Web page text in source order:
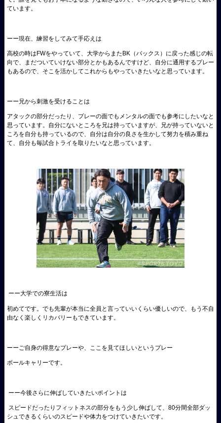
ています。
ーー現在、練習をしてみて手応えは
高校の時はFWをやっていて、大学からまたBK（バックス）に戻った感じの転
向で、まだついていけない部分とかもあるんですけど、自分に通用するプレー
もあるので、そこを活かしてこれからもやっていきたいなと思っています。
ーー兄から刺激を受けることは
アタックの部分だったり、プレーの面でもメンタルの面でも参考にしたいなと
思っています。自分にないところを兄は持っていますが、兄が持っていないと
ころを自分も持っているので、自分は自分の良さを生かして努力を積み重ね
て、自分も毎試合トライを取りたいなと思っています。
ーー大学での寮生活は
初めてです。でも先輩が本当に全員と言っていいくらい優しいので、もう不自
由なく楽しくリカバリーもできています。
ーーご自身の得意なプレーや、ここを見てほしいというプレー
ボールキャリーです。
ーー今後さらに伸ばしていきたいポイントは
スピードだったりフィットネスの部分をもう少し伸ばして、80分間全部ダッ
シュできるくらいのスピードや体力をつけていきたいです。